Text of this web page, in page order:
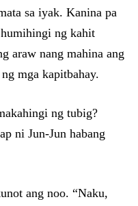
sa iyak. Kanina pa
ng kahit
araw nang mahina ang
mga kapitbahay.
ng tubig?
ni Jun-Jun habang
ang noo. “Naku,